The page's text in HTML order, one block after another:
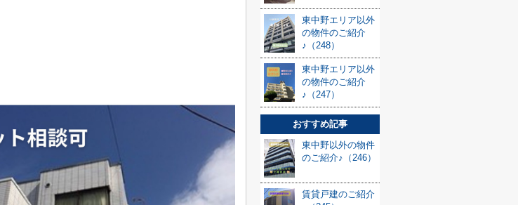
東中野エリア以外
の物件のご紹介
♪（248）
東中野エリア以外
の物件のご紹介
♪（247）
おすすめ記事
東中野以外の物件
のご紹介♪（246）
賃貸戸建のご紹介